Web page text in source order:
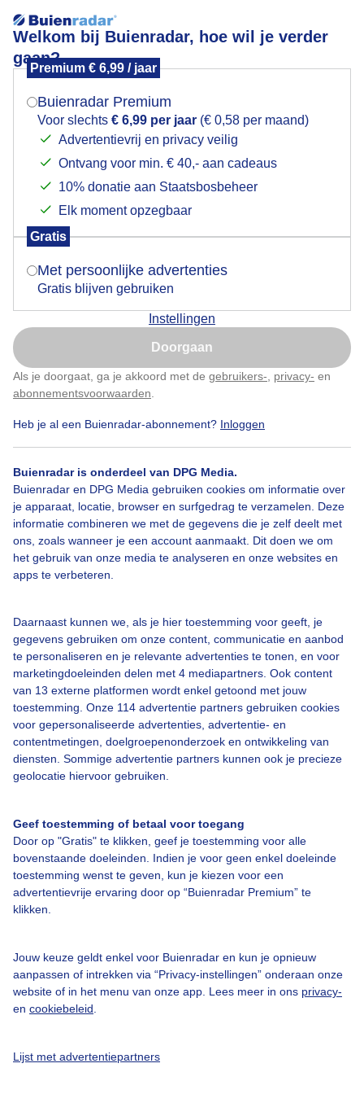
Welkom bij Buienradar, hoe wil je verder
gaan?
Premium € 6,99 / jaar
Buienradar Premium
Voor slechts € 6,99 per jaar (€ 0,58 per maand)
Advertentievrij en privacy veilig
Ontvang voor min. € 40,- aan cadeaus
10% donatie aan Staatsbosbeheer
Elk moment opzegbaar
Gratis
Met persoonlijke advertenties
Gratis blijven gebruiken
Instellingen
Doorgaan
Als je doorgaat, ga je akkoord met de gebruikers- privacy- en
abonnementsvoorwaarden
Heb je al een Buienradar-abonnement? Inloggen
Buienradar is onderdeel van DPG Media.
Buienradar en DPG Media gebruiken cookies om informatie over
je apparaat, locatie, browser en surfgedrag te verzamelen. Deze
informatie combineren we met de gegevens die je zelf deelt met
ons, zoals wanneer je een account aanmaakt. Dit doen we om
het gebruik van onze media te analyseren en onze websites en
apps te verbeteren.
Daarnaast kunnen we, als je hier toestemming voor geeft, je
gegevens gebruiken om onze content, communicatie en aanbod
te personaliseren en je relevante advertenties te tonen, en voor
marketingdoeleinden delen met 4 mediapartners. Ook content
van 13 externe platformen wordt enkel getoond met jouw
toestemming. Onze 114 advertentie partners gebruiken cookies
voor gepersonaliseerde advertenties, advertentie- en
contentmetingen, doelgroepenonderzoek en ontwikkeling van
diensten. Sommige advertentie partners kunnen ook je precieze
geolocatie hiervoor gebruiken.
Geef toestemming of betaal voor toegang
Door op "Gratis" te klikken, geef je toestemming voor alle
bovenstaande doeleinden. Indien je voor geen enkel doeleinde
toestemming wenst te geven, kun je kiezen voor een
advertentievrije ervaring door op “Buienradar Premium” te
klikken.
Jouw keuze geldt enkel voor Buienradar en kun je opnieuw
aanpassen of intrekken via “Privacy-instellingen” onderaan onze
website of in het menu van onze app. Lees meer in ons privacy-
en cookiebeleid
Lijst met advertentiepartners
Prachtige blauwe luchten, het hier en daar een wolkje
Prachtige blauwe luchten, het hier en daar een wolkje
Door: Edwin keur Gemaakt: 05-06-2026, 22x bekeken
Bekijk slideshow
Een moment geduld aub...
Over Buienradar
Veelgestelde vragen
Contact
Toegankelijkheid
Buienradar Team
Privacy instellingen
Mogen we je locatie gebruiken voor het
Indien je hier nog geen akkoord op hebt gegeven,
verschijnt er zo een pop-up uit je browser waarin
Is goed, toon de popup
Nu niet, misschien later
Klik hierom dit aan te passen